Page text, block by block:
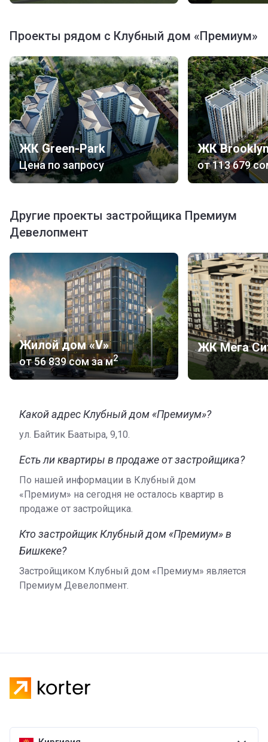
Проекты рядом с Клубный дом «Премиум»
ЖК Green-Park
Цена по запросу
ЖК
от‍113 679
Другие проекты застройщика Премиум
Девелопмент
Жилой дом «V»
от‍56 839 сомза м2
ЖК Мега
Какой адрес Клубный дом «Премиум»?
ул. Байтик Баатыра, 9,10.
Есть ли квартиры в продаже от застройщика?
По нашей информации в Клубный дом
«Премиум» на сегодня не осталось квартир в
продаже от застройщика.
Кто застройщик Клубный дом «Премиум» в
Бишкеке?
Застройщиком Клубный дом «Премиум» является
Премиум Девелопмент.